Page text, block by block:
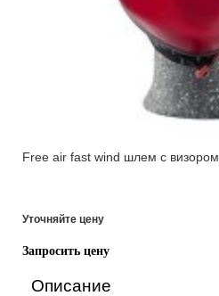
Free air fast wind шлем с визором
Уточняйте цену
Запросить цену
Описание